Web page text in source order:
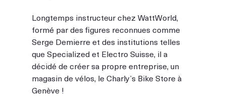
Longtemps instructeur chez WattWorld,
formé par des figures reconnues comme
Serge Demierre et des institutions telles
que Specialized et Electro Suisse, il a
décidé de créer sa propre entreprise, un
magasin de vélos, le Charly’s Bike Store à
Genève !